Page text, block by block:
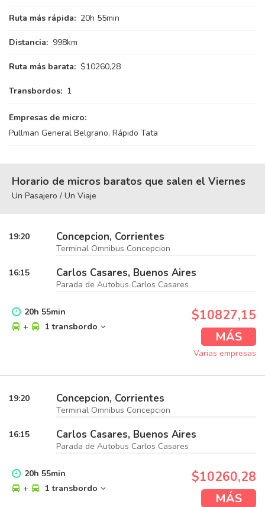
Ruta más rápida: 20h 55min
Distancia: 998km
Ruta más barata: $10260,28
Transbordos: 1
Empresas de micro:
Pullman General Belgrano, Rápido Tata
Horario de micros baratos que salen el Viernes
Un Pasajero / Un Viaje
19:20 Concepcion, Corrientes
Terminal Omnibus Concepcion
16:15 Carlos Casares, Buenos Aires
Parada de Autobus Carlos Casares
20h 55min
+
1 transbordo
$10827,15
MÁS
Varias empresas
19:20 Concepcion, Corrientes
Terminal Omnibus Concepcion
16:15 Carlos Casares, Buenos Aires
Parada de Autobus Carlos Casares
20h 55min
+
1 transbordo
$10260,28
MÁS